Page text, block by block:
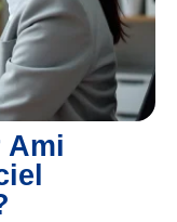
Ami